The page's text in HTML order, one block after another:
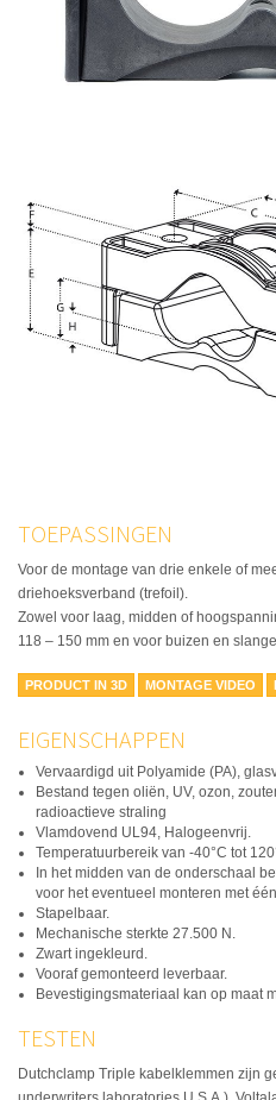
TOEPASSINGEN
Voor de montage van drie enkele of
driehoeksverband (trefoil).
Zowel voor laag, midden of
118 – 150 mm en voor buizen en
PRODUCT IN 3D MONTAGE VIDEO
EIGENSCHAPPEN
Vervaardigd uit Polyamide (PA),
Bestand tegen oliën, UV, ozon,
radioactieve straling
Vlamdovend UL94, Halogeenvrij.
Temperatuurbereik van -40°C tot
In het midden van de onderschaal
voor het eventueel monteren met
Stapelbaar.
Mechanische sterkte 27.500 N.
Zwart ingekleurd.
Vooraf gemonteerd leverbaar.
Bevestigingsmateriaal kan op maat
TESTEN
Dutchclamp Triple kabelklemmen zijn